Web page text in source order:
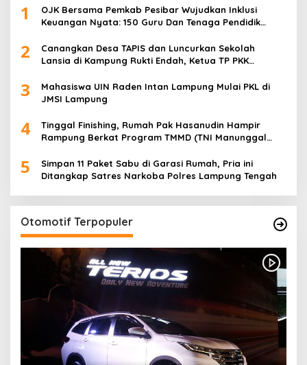
1
OJK Bersama Pemkab Pesibar Wujudkan Inklusi
Keuangan Nyata: 150 Guru Dan Tenaga Pendidik
2
Canangkan Desa TAPIS dan Luncurkan Sekolah
Lansia di Kampung Rukti Endah, Ketua TP PKK
Desa
3
Mahasiswa UIN Raden Intan Lampung Mulai PKL di
JMSI Lampung
4
Tinggal Finishing, Rumah Pak Hasanudin Hampir
Rampung Berkat Program TMMD (TNI Manunggal
5
Simpan 11 Paket Sabu di Garasi Rumah, Pria ini
Ditangkap Satres Narkoba Polres Lampung Tengah
Otomotif Terpopuler